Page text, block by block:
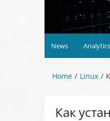
News Analytics
Home Linux
Как